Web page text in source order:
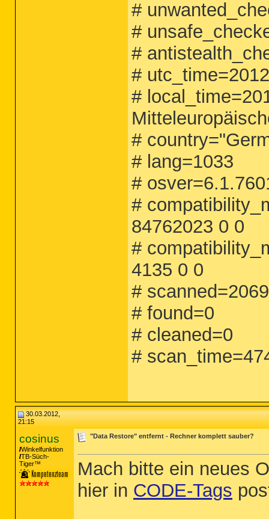
#
#
#
#
#
#
# lang=1033
#
#
84762023 0 0
#
4135 0 0
#
# found=0
# cleaned=0
#
30.03.2012,
21:15
cosinus
Winkelfunktion
TB-Süch-
Tiger™
"Data Restore" entfernt - Rechner komplett sauber?
Mach bitte ein neues
hier in CODE-Tags